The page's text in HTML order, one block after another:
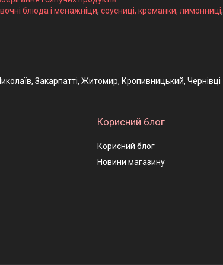
блюда і менажніци, соусниці, креманки, лимонниці,
Закарпатті, Житомир, Кропивницький, Чернівці
Корисний блог
Корисний блог
Новини магазину